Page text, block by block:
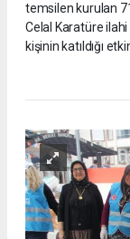
temsilen kurulan
Celal Karatüre
kişinin katıldığı